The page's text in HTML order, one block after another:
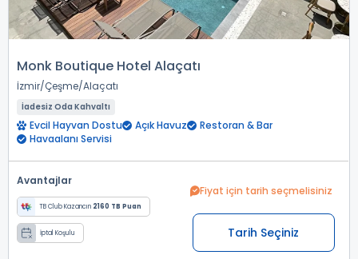
Monk Boutique Hotel Alaçatı
İzmir Çeşme Alaçatı
İadesiz Oda Kahvaltı
Evcil Hayvan Dostu Açık Havuz
Restoran & Bar
Havaalanı Servisi
Avantajlar
TB Club Kazancın 2160 TB Puan
İptal Koşulu
Fiyat için tarih seçmelisiniz
Tarih Seçiniz